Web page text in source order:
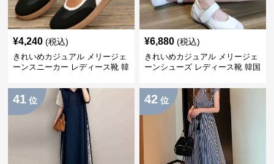
¥4,240 (税込)
きれいめカジュアル メリージェ
ーンスニーカー レディース靴 韓
プ フラット 大きめサイズ◎
¥6,880 (税込)
きれいめカジュアル メリージェ
ーンシューズ レディース靴 韓国
ストラップ フラット
41 位 42 位